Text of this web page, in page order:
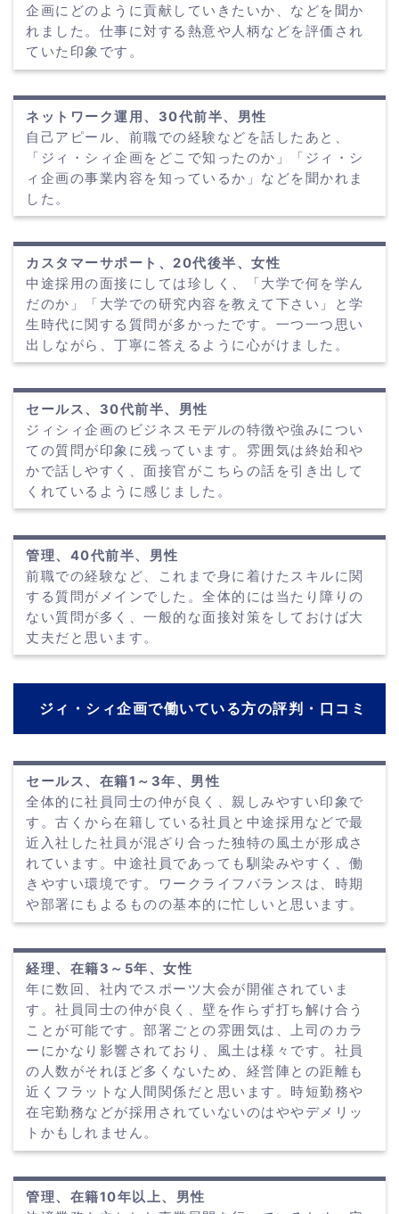
企画にどのように貢献していきたいか、などを聞か
れました。仕事に対する熱意や人柄などを評価され
ていた印象です。
ネットワーク運用、30代前半、男性
自己アピール、前職での経験などを話したあと、
「ジィ・シィ企画をどこで知ったのか」「ジィ・シ
ィ企画の事業内容を知っているか」などを聞かれま
した。
カスタマーサポート、20代後半、女性
中途採用の面接にしては珍しく、「大学で何を学ん
だのか」「大学での研究内容を教えて下さい」と学
生時代に関する質問が多かったです。一つ一つ思い
出しながら、丁寧に答えるように心がけました。
セールス、30代前半、男性
ジィシィ企画のビジネスモデルの特徴や強みについ
ての質問が印象に残っています。雰囲気は終始和や
かで話しやすく、面接官がこちらの話を引き出して
くれているように感じました。
管理、40代前半、男性
前職での経験など、これまで身に着けたスキルに関
する質問がメインでした。全体的には当たり障りの
ない質問が多く、一般的な面接対策をしておけば大
丈夫だと思います。
ジィ・シィ企画で働いている方の評判・口コミ
セールス、在籍1～3年、男性
全体的に社員同士の仲が良く、親しみやすい印象で
す。古くから在籍している社員と中途採用などで最
近入社した社員が混ざり合った独特の風土が形成さ
れています。中途社員であっても馴染みやすく、働
きやすい環境です。ワークライフバランスは、時期
や部署にもよるものの基本的に忙しいと思います。
経理、在籍3～5年、女性
年に数回、社内でスポーツ大会が開催されていま
す。社員同士の仲が良く、壁を作らず打ち解け合う
ことが可能です。部署ごとの雰囲気は、上司のカラ
ーにかなり影響されており、風土は様々です。社員
の人数がそれほど多くないため、経営陣との距離も
近くフラットな人間関係だと思います。時短勤務や
在宅勤務などが採用されていないのはややデメリッ
トかもしれません。
管理、在籍10年以上、男性